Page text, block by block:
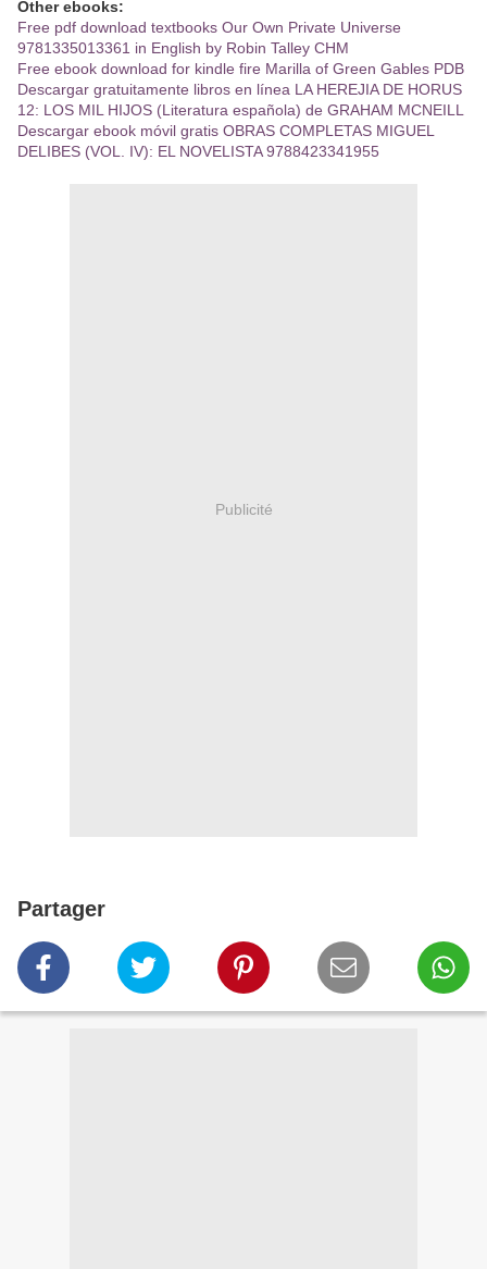
Other ebooks:
Free pdf download textbooks Our Own Private Universe
9781335013361 in English by Robin Talley CHM
Free ebook download for kindle fire Marilla of Green Gables PDB
Descargar gratuitamente libros en línea LA HEREJIA DE HORUS
12: LOS MIL HIJOS (Literatura española) de GRAHAM MCNEILL
Descargar ebook móvil gratis OBRAS COMPLETAS MIGUEL
DELIBES (VOL. IV): EL NOVELISTA 9788423341955
Publicité
Partager